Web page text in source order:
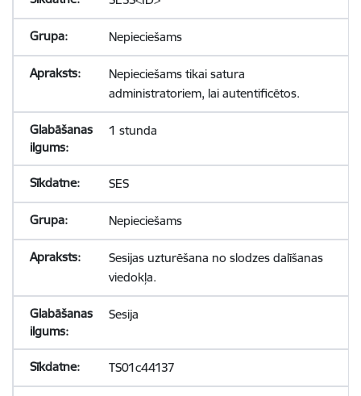
Nepieciešams
Nepieciešams tikai satura
administratoriem, lai autentificētos.
1 stunda
SES
Nepieciešams
Sesijas uzturēšana no slodzes dalīšanas
viedokļa.
Sesija
TS01c44137